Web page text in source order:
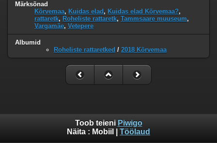
Märksõnad
Kõrvemaa, Kuidas elad , Kuidas elad Kõrvemaa?,
rattaretk, Roheliste rattaretk, Tammsaare muuseum,
Vargamäe, Vetepere
Albumid
Roheliste rattaretked / 2018 Kõrvemaa
Toob teieni Piwigo
Näita : Mobiil Töölaud